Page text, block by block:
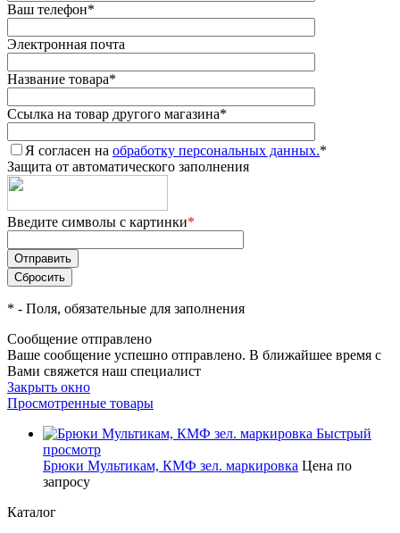
Ваш телефон*
Электронная почта
Название товара*
Ссылка на товар другого магазина*
Я согласен на обработку персональных данных.*
Защита от автоматического заполнения
Введите символы с картинки*
* - Поля, обязательные для заполнения
Сообщение отправлено
Ваше сообщение успешно отправлено. В ближайшее время с
Вами свяжется наш специалист
Закрыть окно
Просмотренные товары
Быстрый
просмотр
Брюки Мультикам, КМФ зел. маркировка Цена по
запросу
Каталог